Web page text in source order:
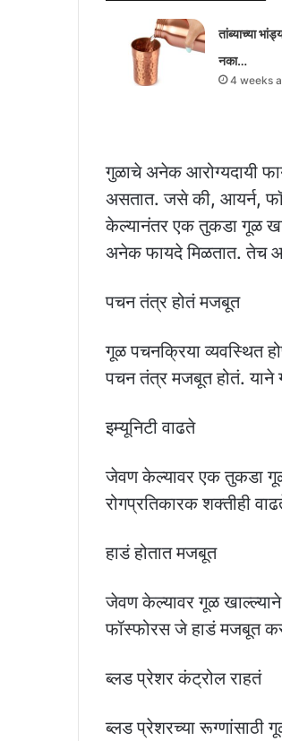
तांब्याच्या
नका…
4 weeks
गुळाचे अनेक आरोग्यदायी
असतात. जसे की, आयर्न,
केल्यानंतर एक तुकडा गूळ
अनेक फायदे मिळतात. तेच
पचन तंत्र होतं मजबूत
गूळ पचनक्रिया व्यवस्थित
पचन तंत्र मजबूत होतं. याने
इम्यूनिटी वाढते
जेवण केल्यावर एक तुकडा गूळ
रोगप्रतिकारक शक्तीही
हाडं होतात मजबूत
जेवण केल्यावर गूळ
फॉस्फोरस जे हाडं मजबूत
ब्लड प्रेशर कंट्रोल राहतं
ब्लड प्रेशरच्या रूग्णांसाठी